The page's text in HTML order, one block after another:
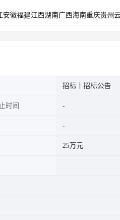
安徽福建江西湖南广西海南重庆贵州
招标｜招标公告
时间
25万元